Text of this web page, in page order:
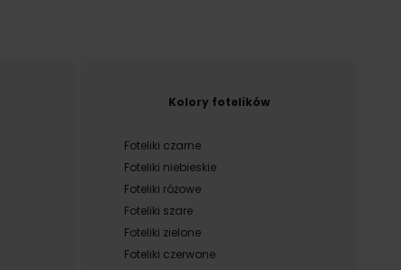
Kolory fotelików
Foteliki czarne
Foteliki niebieskie
Foteliki różowe
Foteliki szare
Foteliki zielone
Foteliki czerwone